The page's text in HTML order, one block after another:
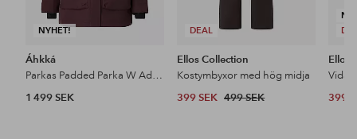
NYHET!
Áhkká
Parkas Padded Parka W Adjustable Waist
1 499 SEK
DEAL
Ellos Collection
Kostymbyxor med hög midja
399 SEK 499 SEK
Ellos
399